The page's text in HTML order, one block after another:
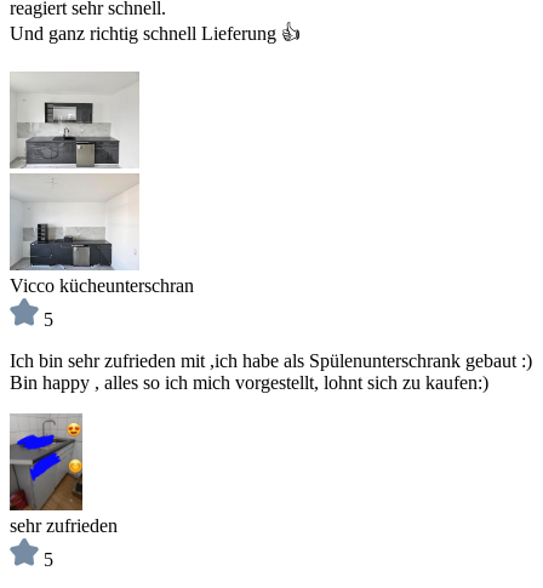
reagiert sehr schnell.
Und ganz richtig schnell Lieferung 👍
Vicco kücheunterschran
5
Ich bin sehr zufrieden mit ,ich habe als Spülenunterschrank gebaut :)
Bin happy , alles so ich mich vorgestellt, lohnt sich zu kaufen:)
sehr zufrieden
5